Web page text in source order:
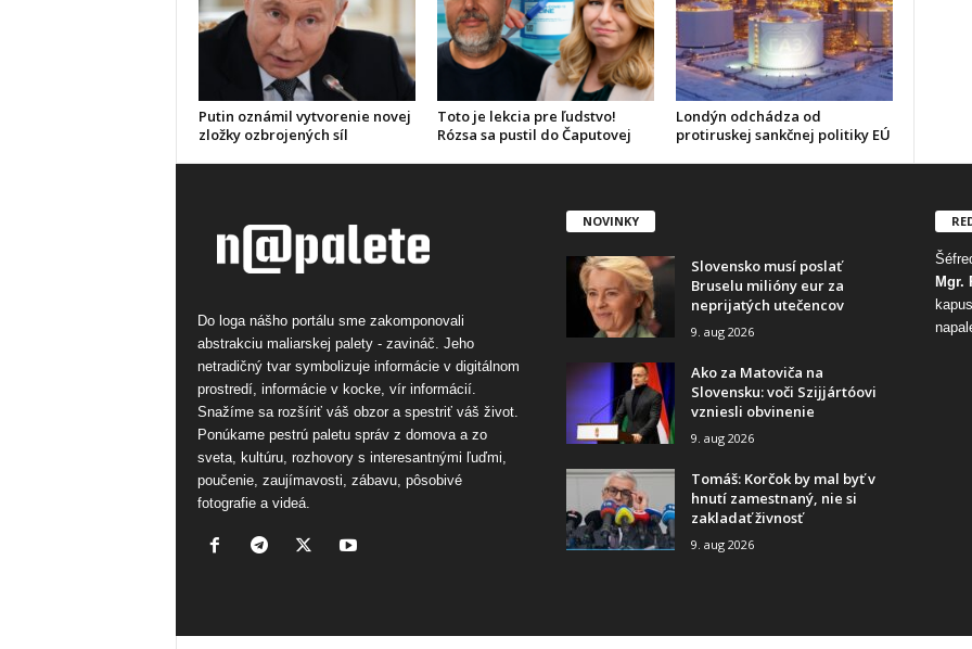
Putin oznámil vytvorenie novej
zložky ozbrojených síl
Toto je lekcia pre ľudstvo!
Rózsa sa pustil do Čaputovej
Londýn odchádza od
protiruskej sankčnej politiky EÚ
Do loga nášho portálu sme zakomponovali
abstrakciu maliarskej palety - zavináč. Jeho
netradičný tvar symbolizuje informácie v digitálnom
prostredí, informácie v kocke, vír informácií.
Snažíme sa rozšíriť váš obzor a spestriť váš život.
Ponúkame pestrú paletu správ z domova a zo
sveta, kultúru, rozhovory s interesantnými ľuďmi,
poučenie, zaujímavosti, zábavu, pôsobivé
fotografie a videá.
NOVINKY
Slovensko musí poslať
Bruselu milióny eur za
neprijatých utečencov
9. aug 2026
Ako za Matoviča na
Slovensku: voči Szijjártóovi
vzniesli obvinenie
9. aug 2026
Tomáš: Korčok by mal byť v
hnutí zamestnaný, nie si
zakladať živnosť
9. aug 2026
Mgr.